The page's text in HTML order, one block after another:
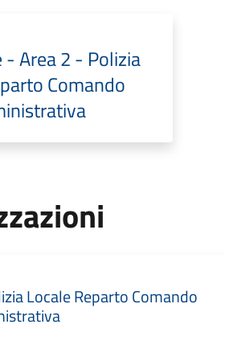
- Area 2 - Polizia
Comando
Locale Reparto Comando